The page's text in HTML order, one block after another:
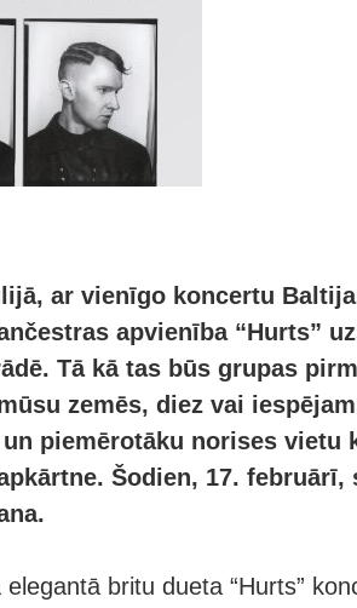
ar vienīgo koncertu
apvienība “Hurts”
Tā kā tas būs grupas
zemēs, diez vai
piemērotāku norises vietu
Šodien, 17. februārī,
britu dueta “Hurts”